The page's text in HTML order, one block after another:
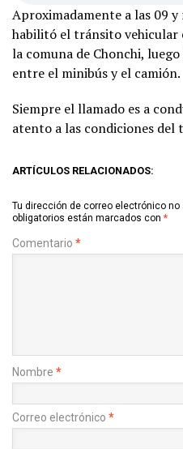
Aproximadamente a las 09 y
habilitó el tránsito vehicular
la comuna de Chonchi,
entre el minibús y el camión.
Siempre el llamado es a
atento a las condiciones del
ARTÍCULOS RELACIONADOS:
Tu dirección de correo electrónico no
obligatorios están marcados con *
Comentario *
Nombre *
Correo electrónico *